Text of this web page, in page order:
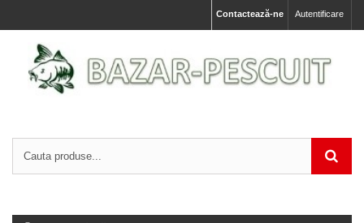
Autentificare
Contactează-ne